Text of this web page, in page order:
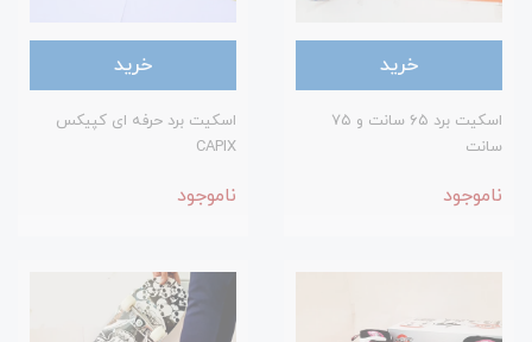
خرید
اسکیت برد ۶۵ سانت و ۷۵
سانت
ناموجود
خرید
اسکیت برد حرفه ای کپیکس
CAPIX
ناموجود